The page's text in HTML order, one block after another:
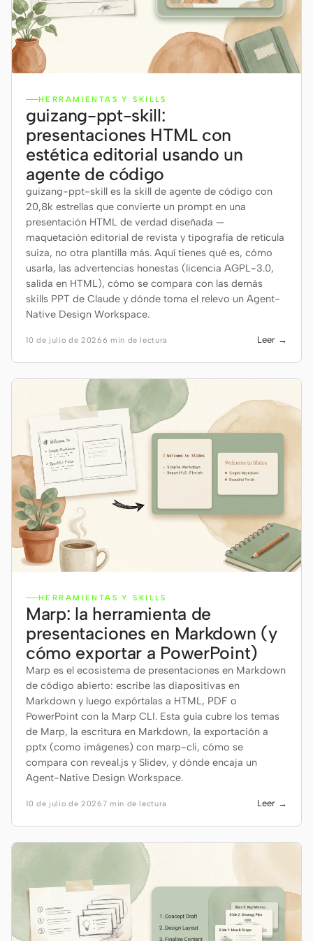
HERRAMIENTAS Y SKILLS
guizang-ppt-skill:
presentaciones HTML con
estética editorial usando un
agente de código
guizang-ppt-skill es la skill de agente de código con
20,8k estrellas que convierte un prompt en una
presentación HTML de verdad diseñada —
maquetación editorial de revista y tipografía de retícula
suiza, no otra plantilla más. Aquí tienes qué es, cómo
usarla, las advertencias honestas (licencia AGPL-3.0,
salida en HTML), cómo se compara con las demás
skills PPT de Claude y dónde toma el relevo un Agent-
Native Design Workspace.
10 de julio de 20266 min de lectura Leer →
HERRAMIENTAS Y SKILLS
Marp: la herramienta de
presentaciones en Markdown (y
cómo exportar a PowerPoint)
Marp es el ecosistema de presentaciones en Markdown
de código abierto: escribe las diapositivas en
Markdown y luego expórtalas a HTML, PDF o
PowerPoint con la Marp CLI. Esta guía cubre los temas
de Marp, la escritura en Markdown, la exportación a
pptx (como imágenes) con marp-cli, cómo se
compara con reveal.js y Slidev, y dónde encaja un
Agent-Native Design Workspace.
10 de julio de 20267 min de lectura Leer →